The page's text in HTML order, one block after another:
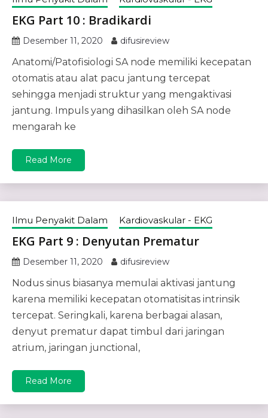
EKG Part 10 : Bradikardi
Desember 11, 2020 difusireview
Anatomi/Patofisiologi SA node memiliki kecepatan
otomatis atau alat pacu jantung tercepat
sehingga menjadi struktur yang mengaktivasi
jantung. Impuls yang dihasilkan oleh SA node
mengarah ke
Read More
Ilmu Penyakit Dalam Kardiovaskular - EKG
EKG Part 9 : Denyutan Prematur
Desember 11, 2020 difusireview
Nodus sinus biasanya memulai aktivasi jantung
karena memiliki kecepatan otomatisitas intrinsik
tercepat. Seringkali, karena berbagai alasan,
denyut prematur dapat timbul dari jaringan
atrium, jaringan junctional,
Read More